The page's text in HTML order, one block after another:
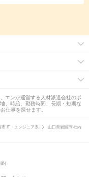
エンが運営する人材派遣会社のポ
、時給、勤務時間、長期・短期な
仕事を探せます。
市 IT・エンジニア系
山口県岩国市 社内
約